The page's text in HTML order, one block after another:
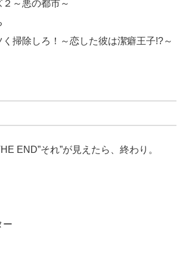
～悪の都市～
く掃除しろ！～恋した彼は潔癖王子!?～
END”それ”が見えたら、終わり。
ー